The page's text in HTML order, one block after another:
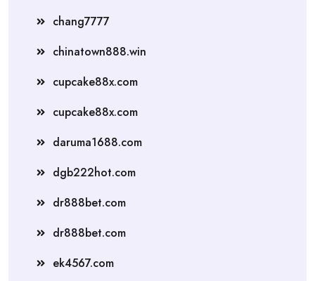
chang7777
chinatown888.win
cupcake88x.com
cupcake88x.com
daruma1688.com
dgb222hot.com
dr888bet.com
dr888bet.com
ek4567.com